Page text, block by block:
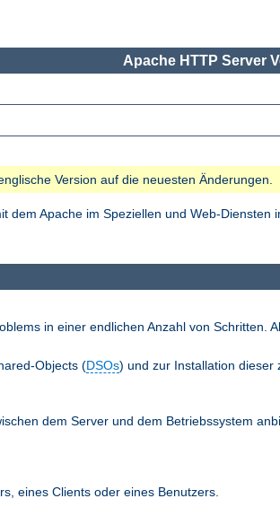
Apache HTTP Server
Version auf die neuesten Änderungen.
Apache im Speziellen und Web-
in einer endlichen Anzahl von Schritten.
Objects (DSOs) und zur Installation dieser
dem Server und dem Betriebssystem
eines Clients oder eines Benutzers.